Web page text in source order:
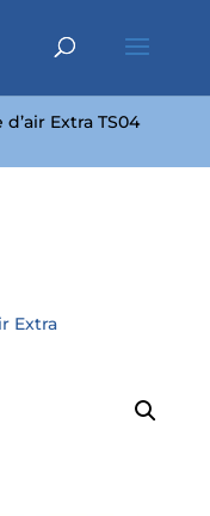
Extra TS04
Extra